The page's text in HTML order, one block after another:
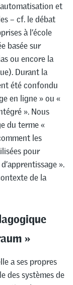
et
– cf. le débat
à l’école
basée sur
ou encore la
Durant la
été confondu
en ligne » ou «
». Nous
du terme «
les
pour
».
de la
»
a ses propres
des systèmes de